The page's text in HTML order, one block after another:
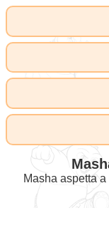
Masha aspetta